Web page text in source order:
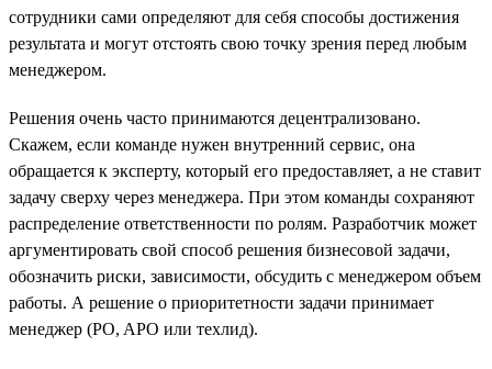
сотрудники сами определяют для себя способы достижения
результата и могут отстоять свою точку зрения перед любым
менеджером.
Решения очень часто принимаются децентрализовано.
Скажем, если команде нужен внутренний сервис, она
обращается к эксперту, который его предоставляет, а не ставит
задачу сверху через менеджера. При этом команды сохраняют
распределение ответственности по ролям. Разработчик может
аргументировать свой способ решения бизнесовой задачи,
обозначить риски, зависимости, обсудить с менеджером объем
работы. А решение о приоритетности задачи принимает
менеджер (PO, APO или техлид).